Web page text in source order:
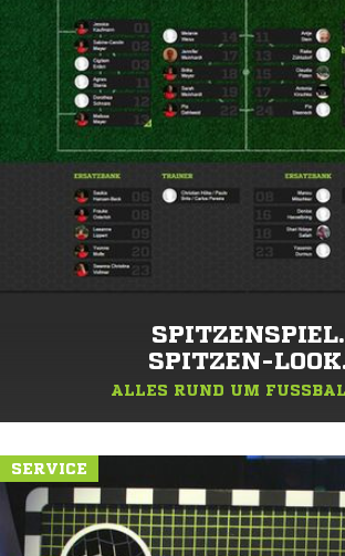
SPITZENSPIEL.
SPITZEN-
ALLES RUND UM
SERVICE